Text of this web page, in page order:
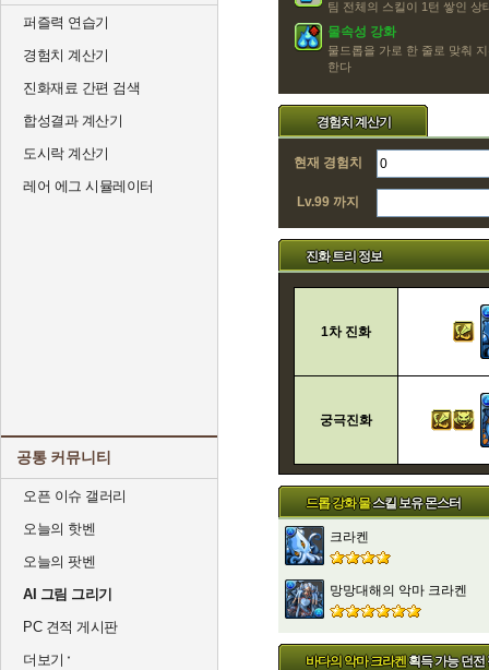
퍼즐력 연습기
경험치 계산기
진화재료 간편 검색
합성결과 계산기
도시락 계산기
레어 에그 시뮬레이터
공통 커뮤니티
오픈 이슈 갤러리
오늘의 핫벤
오늘의 팟벤
AI 그림 그리기
PC 견적 게시판
더보기
팀 전체의 스킬이 1턴 쌓인 상
물속성 강화
물드롭을 가로 한 줄로 맞춰
한다
경험치 계산기
현재 경험치
Lv.99 까지
진화 트리 정보
1차 진화
궁극진화
드롭 강화 물스킬 보유 몬스터
크라켄
망망대해의 악마 크라켄
바다의 악마 크라켄획득 가능 던전